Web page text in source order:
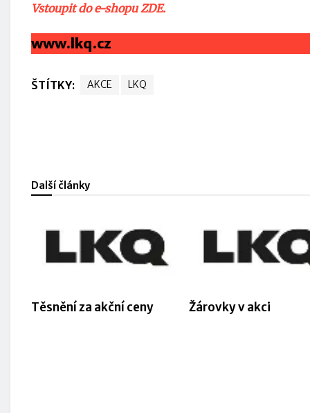
Vstoupit do e-shopu ZDE.
www.lkq.cz
ŠTÍTKY: AKCE LKQ
Další články
Těsnění za akční ceny Žárovky v akci